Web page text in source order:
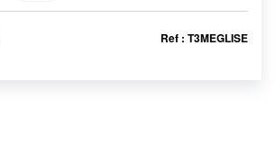
Ref : T3MEGLISE